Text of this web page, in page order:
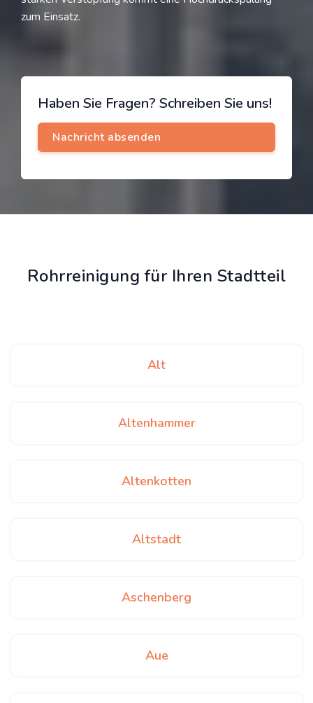
zum Einsatz.
Haben Sie Fragen? Schreiben Sie uns!
Rohrreinigung für Ihren Stadtteil
Alt
Altenhammer
Altenkotten
Altstadt
Aschenberg
Aue